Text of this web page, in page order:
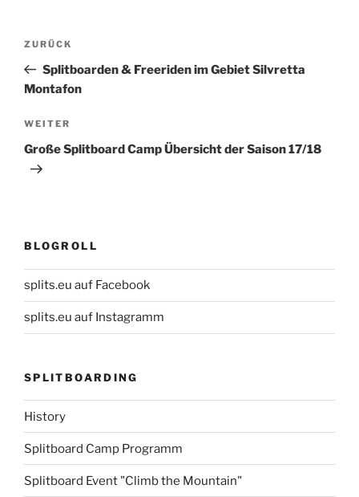
Beitragsnavigation
Vorheriger
Beitrag
ZURÜCK
Splitboarden & Freeriden im Gebiet Silvretta
Montafon
Nächster
Beitrag
WEITER
Große Splitboard Camp Übersicht der Saison 17/18
BLOGROLL
splits.eu auf Facebook
splits.eu auf Instagramm
SPLITBOARDING
History
Splitboard Camp Programm
Splitboard Event "Climb the Mountain"